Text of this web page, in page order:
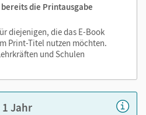
dieses E-Books. Sie
Sie und Ihre Schüler/-innen
zugreifen können. So
Lernen zeitsparend und
Kein
die Printausgabe
diejenigen, die das E-Book
Print-Titel nutzen möchten.
und Schulen
1 Jahr